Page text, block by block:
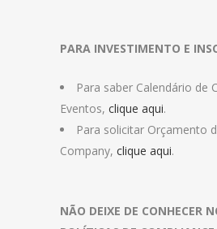
PARA INVESTIMENTO E
Para saber Calendário de
Eventos, clique aqui.
Para solicitar Orçamento
Company, clique aqui.
NÃO DEIXE DE CONHECER